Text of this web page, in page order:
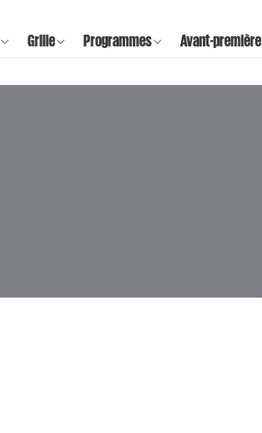
Grille Programmes Avant-première